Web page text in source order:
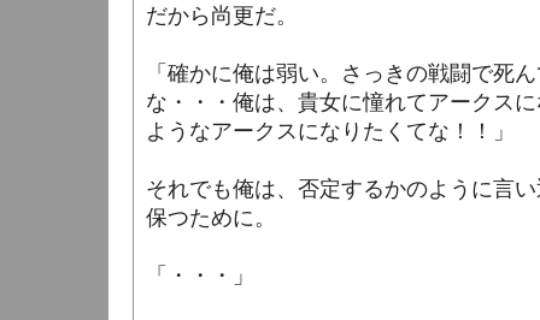
だから尚更だ。
「確かに俺は弱い。さっきの戦闘で死
な・・・俺は、貴女に憧れてアークス
ようなアークスになりたくてな！！」
それでも俺は、否定するかのように言
保つために。
「・・・」